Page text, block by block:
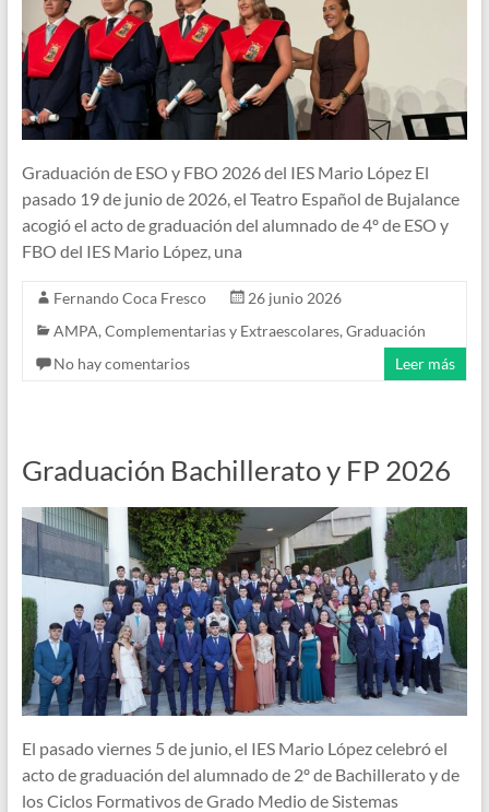
Graduación de ESO y FBO 2026 del IES Mario López El
pasado 19 de junio de 2026, el Teatro Español de Bujalance
acogió el acto de graduación del alumnado de 4º de ESO y
FBO del IES Mario López, una
Fernando Coca Fresco
26 junio 2026
AMPA, Complementarias y Extraescolares, Graduación
No hay comentarios
Leer más
Graduación Bachillerato y FP 2026
El pasado viernes 5 de junio, el IES Mario López celebró el
acto de graduación del alumnado de 2º de Bachillerato y de
los Ciclos Formativos de Grado Medio de Sistemas